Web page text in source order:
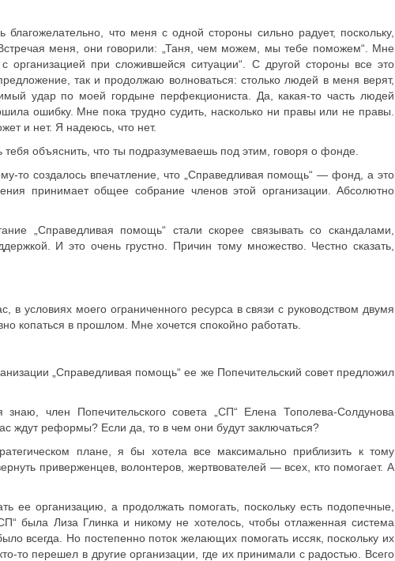
что меня с одной стороны сильно радует, поскольку,
меня, они говорили: „Таня, чем можем, мы тебе поможем“. Мне
при сложившейся ситуации“. С другой стороны все это
так и продолжаю волноваться: столько людей в меня верят,
удар по моей гордыне перфекциониста. Да, какая-то часть людей
ошибку. Мне пока трудно судить, насколько ни правы или не правы.
и нет. Я надеюсь, что нет.
объяснить, что ты подразумеваешь под этим, говоря о фонде.
то создалось впечатление, что „Справедливая помощь“ — фонд, а это
принимает общее собрание членов этой организации. Абсолютно
„Справедливая помощь“ стали скорее связывать со скандалами,
И это очень грустно. Причин тому множество. Честно сказать,
условиях моего ограниченного ресурса в связи с руководством двумя
копаться в прошлом. Мне хочется спокойно работать.
„Справедливая помощь“ ее же Попечительский совет предложил
член Попечительского совета „СП“ Елена Тополева-Солдунова
ждут реформы? Если да, то в чем они будут заключаться?
плане, я бы хотела все максимально приблизить к тому
приверженцев, волонтеров, жертвователей — всех, кто помогает. А
организацию, а продолжать помогать, поскольку есть подопечные,
была Лиза Глинка и никому не хотелось, чтобы отлаженная система
всегда. Но постепенно поток желающих помогать иссяк, поскольку их
то перешел в другие организации, где их принимали с радостью. Всего